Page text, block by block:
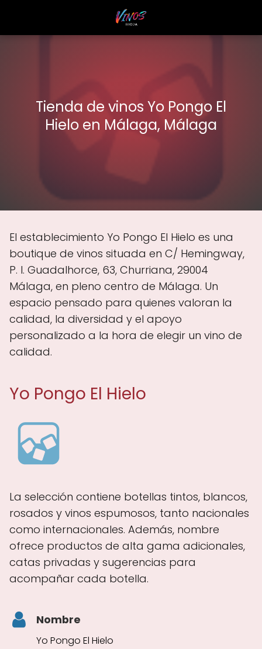
Tienda de vinos Yo Pongo El
Hielo en Málaga, Málaga
El establecimiento Yo Pongo El Hielo es una
boutique de vinos situada en C/ Hemingway,
P. I. Guadalhorce, 63, Churriana, 29004
Málaga, en pleno centro de Málaga. Un
espacio pensado para quienes valoran la
calidad, la diversidad y el apoyo
personalizado a la hora de elegir un vino de
calidad.
Yo Pongo El Hielo
La selección contiene botellas tintos, blancos,
rosados y vinos espumosos, tanto nacionales
como internacionales. Además, nombre
ofrece productos de alta gama adicionales,
catas privadas y sugerencias para
acompañar cada botella.
Nombre
Yo Pongo El Hielo